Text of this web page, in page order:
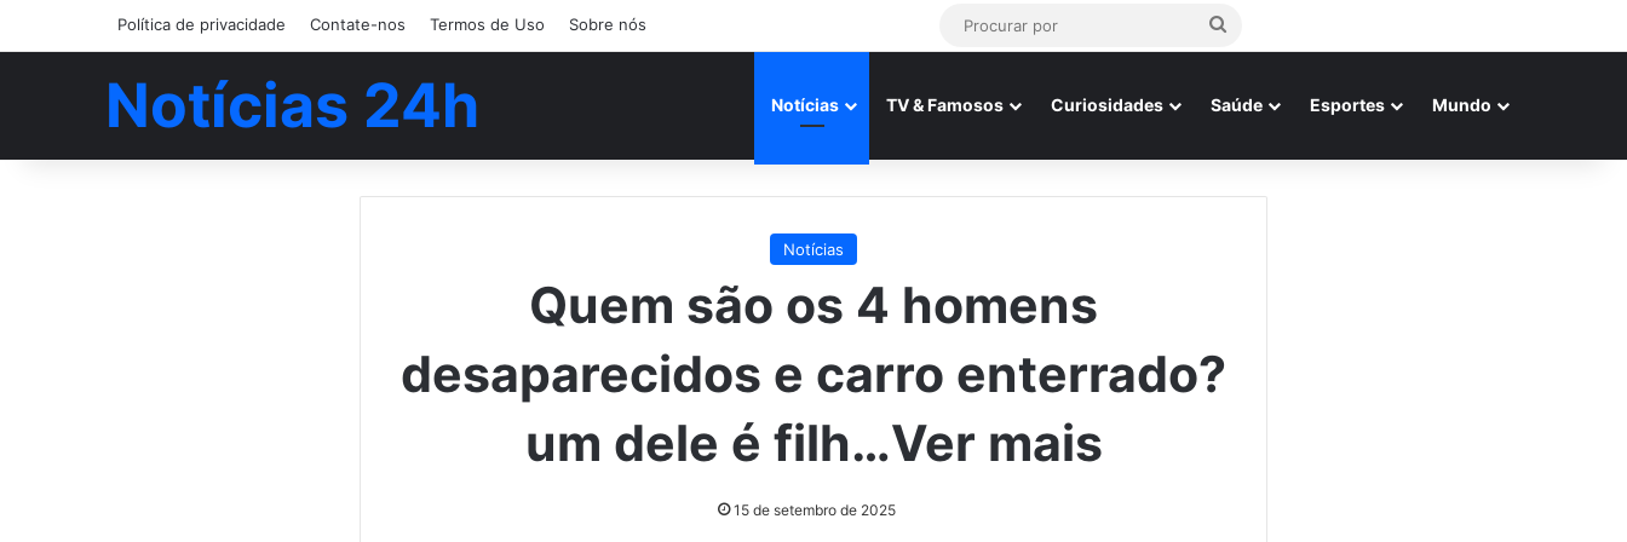
Política de privacidade Contate-nos Termos de Uso Sobre nós
Procurar
Notícias 24h Notícias TV & Famosos Curiosidades Saúde Esportes Mundo
Notícias
Quem são os 4 homens
desaparecidos e carro enterrado?
um dele é filh…Ver mais
15 de setembro de 2025